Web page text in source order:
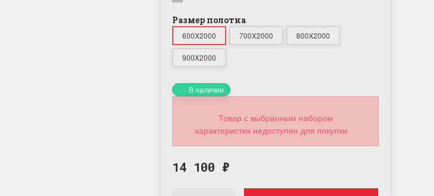
Размер полотна
600X2000 700X2000 800X2000
900X2000
В наличии
Товар с выбранным набором
характеристик недоступен для покупки
14 100 ₽